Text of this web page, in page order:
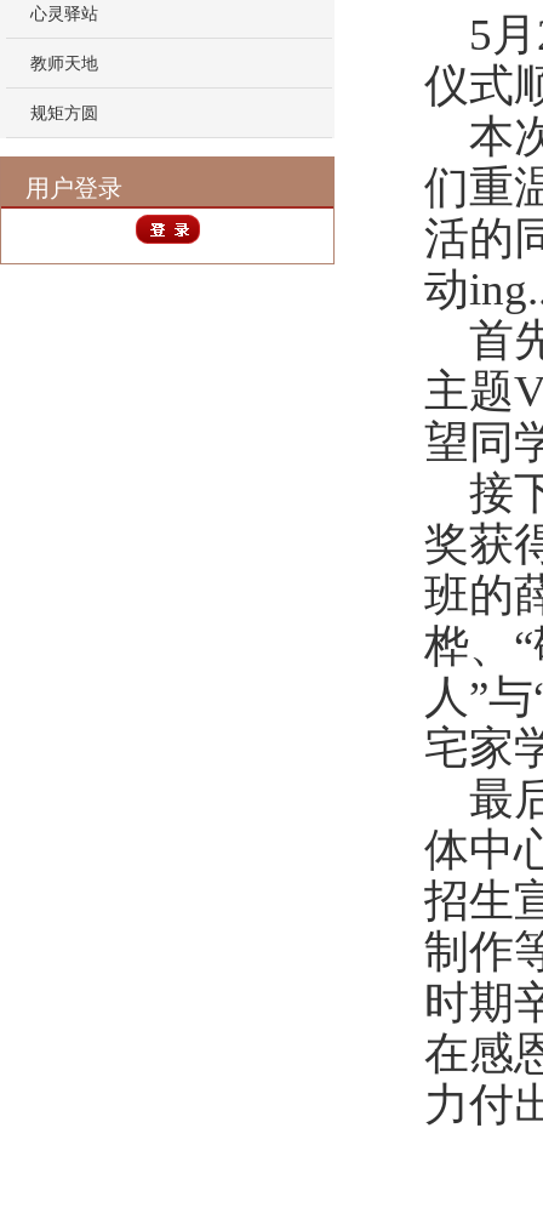
心灵驿站
教师天地
规矩方圆
用户登录
5 月
仪式
本
们重
活的
动
首
主题
望同
接
奖获
班的
桦、 “
人”与
宅家
最
体中
招生
制作
时期
在感
力付